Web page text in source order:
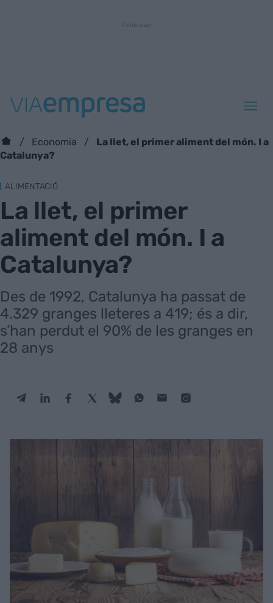
Economia
La llet, el primer aliment del món. I a
Catalunya?
ALIMENTACIÓ
La llet, el primer
aliment del món. I a
Catalunya?
Des de 1992, Catalunya ha passat de
4.329 granges lleteres a 419; és a dir,
s’han perdut el 90% de les granges en
28 anys